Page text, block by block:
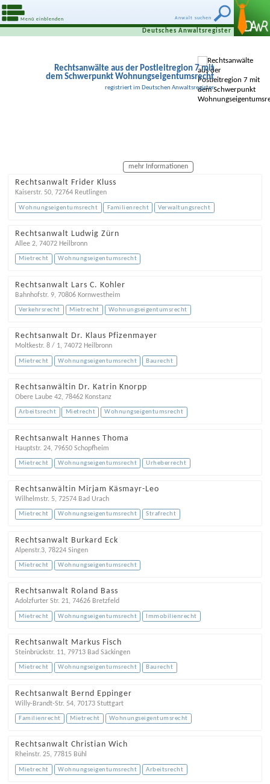
Anwalt suchen
Menü einblenden
Deutsches Anwaltsregister
Rechtsanwälte aus der Postleitregion 7 mit
dem Schwerpunkt Wohnungseigentumsrecht
registriert im Deutschen Anwaltsregister
mehr Informationen
Rechtsanwalt Frider Kluss
Kaiserstr. 50, 72764 Reutlingen
Wohnungseigentumsrecht Familienrecht Verwaltungsrecht
Rechtsanwalt Ludwig Zürn
Allee 2, 74072 Heilbronn
Mietrecht Wohnungseigentumsrecht
Rechtsanwalt Lars C. Kohler
Bahnhofstr. 9, 70806 Kornwestheim
Verkehrsrecht Mietrecht Wohnungseigentumsrecht
Rechtsanwalt Dr. Klaus Pfizenmayer
Moltkestr. 8 / 1, 74072 Heilbronn
Mietrecht Wohnungseigentumsrecht Baurecht
Rechtsanwältin Dr. Katrin Knorpp
Obere Laube 42, 78462 Konstanz
Arbeitsrecht Mietrecht Wohnungseigentumsrecht
Rechtsanwalt Hannes Thoma
Hauptstr. 24, 79650 Schopfheim
Mietrecht Wohnungseigentumsrecht Urheberrecht
Rechtsanwältin Mirjam Käsmayr-Leo
Wilhelmstr. 5, 72574 Bad Urach
Mietrecht Wohnungseigentumsrecht Strafrecht
Rechtsanwalt Burkard Eck
Alpenstr.3, 78224 Singen
Mietrecht Wohnungseigentumsrecht
Rechtsanwalt Roland Bass
Adolzfurter Str. 21, 74626 Bretzfeld
Mietrecht Wohnungseigentumsrecht Immobilienrecht
Rechtsanwalt Markus Fisch
Steinbrückstr. 11, 79713 Bad Säckingen
Mietrecht Wohnungseigentumsrecht Baurecht
Rechtsanwalt Bernd Eppinger
Willy-Brandt-Str. 54, 70173 Stuttgart
Familienrecht Mietrecht Wohnungseigentumsrecht
Rechtsanwalt Christian Wich
Rheinstr. 25, 77815 Bühl
Mietrecht Wohnungseigentumsrecht Arbeitsrecht